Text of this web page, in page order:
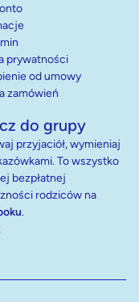
prywatności
od umowy
zamówień
do grupy
przyjaciół, wymieniaj
To wszystko
bezpłatnej
rodziców na
.